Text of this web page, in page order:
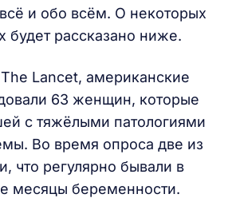
и обо всём. О некоторых
будет рассказано ниже.
Lancet, американские
63 женщин, которые
с тяжёлыми патологиями
Во время опроса две из
что регулярно бывали в
месяцы беременности.